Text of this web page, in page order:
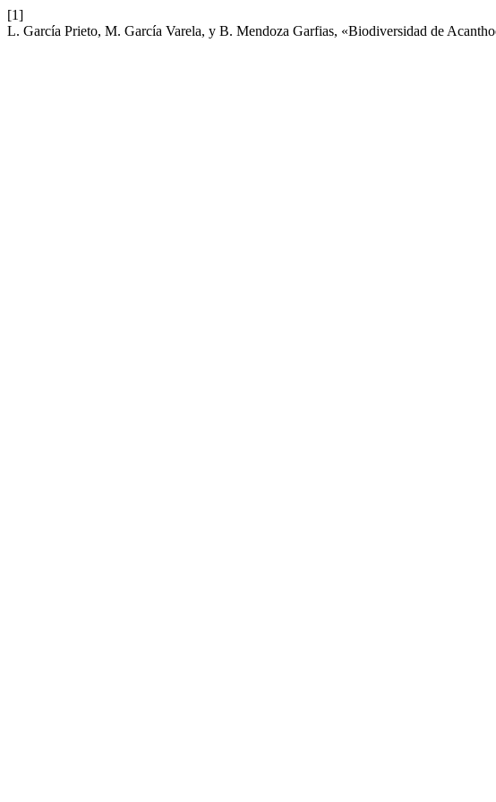
[1]
L. García Prieto, M. García Varela, y B. Mendoza Garfias, «Biodiversidad de